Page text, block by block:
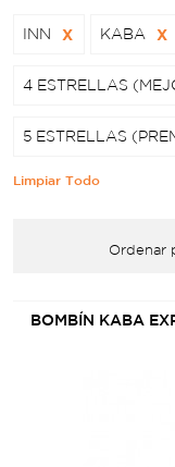
INN X KABA X
4 ESTRELLAS
5 ESTRELLAS
Limpiar Todo
Ordenar
BOMBÍN KABA